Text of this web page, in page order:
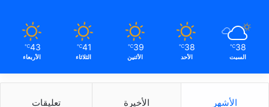
38
℃
السبت
38
℃
الأحد
39
℃
الأثنين
41
℃
الثلاثاء
43
℃
الأربعاء
الأشهر الأخيرة تعليقات